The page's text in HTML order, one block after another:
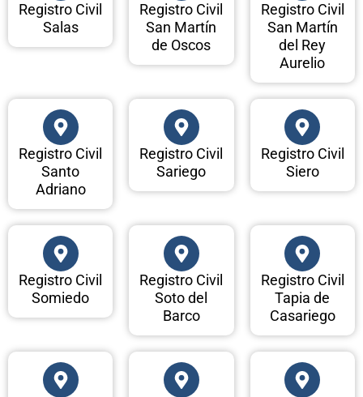
Registro Civil
Salas
Registro Civil
San Martín
de Oscos
Registro Civil
San Martín
del Rey
Aurelio
Registro Civil
Santo
Adriano
Registro Civil
Sariego
Registro Civil
Siero
Registro Civil
Somiedo
Registro Civil
Soto del
Barco
Registro Civil
Tapia de
Casariego